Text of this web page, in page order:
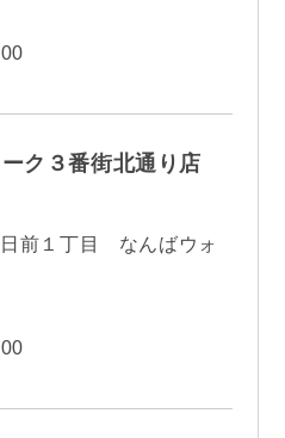
ク３番街北通り店
前１丁目 なんばウォ